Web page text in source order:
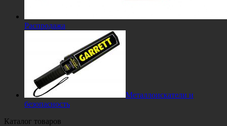
Распродажа
Металлоискатели и
безопасность
Каталог товаров